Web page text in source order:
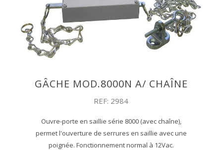
GÂCHE MOD.8000N A/ CHAÎNE
REF: 2984
Ouvre-porte en saillie série 8000 (avec chaîne),
permet l'ouverture de serrures en saillie avec une
poignée. Fonctionnement normal à 12Vac.